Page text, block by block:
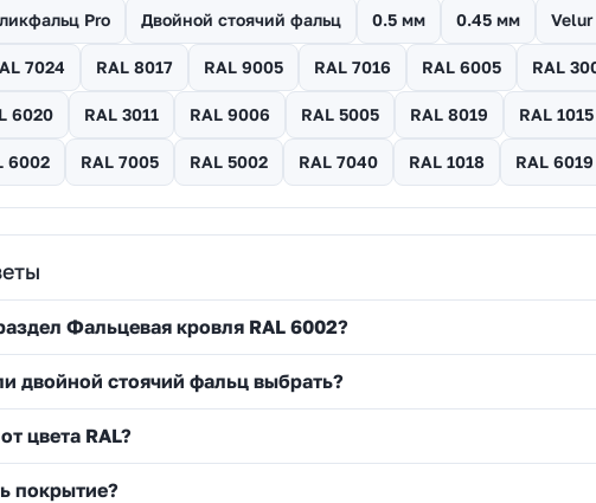
Pro Двойной стоячий фальц 0.5 мм 0.45 мм Velur
7024 RAL 8017 RAL 9005 RAL 7016 RAL 6005 RAL
6020 RAL 3011 RAL 9006 RAL 5005 RAL 8019 RAL 1015
6002 RAL 7005 RAL 5002 RAL 7040 RAL 1018 RAL 6019
Фальцевая кровля RAL 6002?
двойной стоячий фальц выбрать?
цвета RAL?
покрытие?